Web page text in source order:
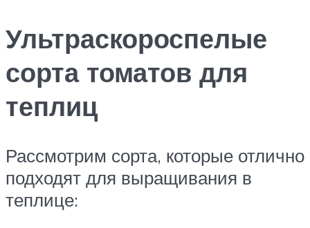
Ультраскороспелые
сорта томатов для
теплиц
Рассмотрим сорта, которые отлично
подходят для выращивания в
теплице: